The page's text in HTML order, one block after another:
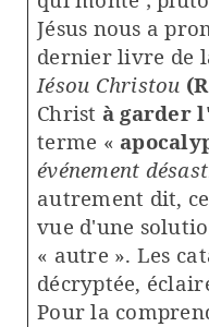
Jésus nous a
dernier livre de
Iésou Christou
Christ à garder
terme «
événement
autrement dit,
vue d'une
« autre ». Les
décryptée,
Pour la